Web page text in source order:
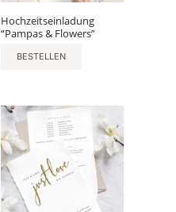
Hochzeitseinladung
“Pampas & Flowers”
BESTELLEN